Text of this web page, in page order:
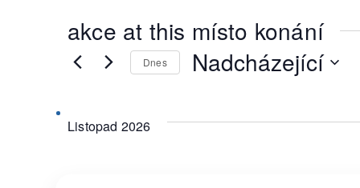
akce at this místo konání
Dnes Nadcházející
Listopad 2026